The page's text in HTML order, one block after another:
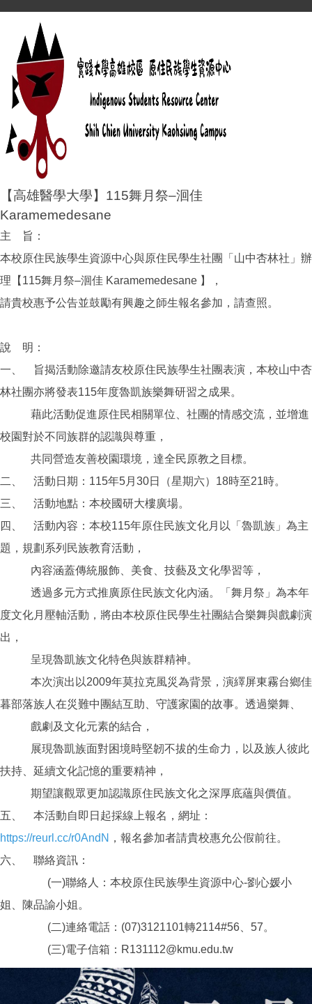
【高雄醫學大學】115舞月祭–洄佳
Karamemedesane
主 旨：
本校原住民族學生資源中心與原住民學生社團「山中杏林社」辦
理【115舞月祭–洄佳 Karamemedesane 】，
請貴校惠予公告並鼓勵有興趣之師生報名參加，請查照。
說 明：
一、 旨揭活動除邀請友校原住民族學生社團表演，本校山中杏
林社團亦將發表115年度魯凱族樂舞研習之成果。
藉此活動促進原住民相關單位、社團的情感交流，並增進
校園對於不同族群的認識與尊重，
共同營造友善校園環境，達全民原教之目標。
二、 活動日期：115年5月30日（星期六）18時至21時。
三、 活動地點：本校國研大樓廣場。
四、 活動內容：本校115年原住民族文化月以「魯凱族」為主
題，規劃系列民族教育活動，
內容涵蓋傳統服飾、美食、技藝及文化學習等，
透過多元方式推廣原住民族文化內涵。「舞月祭」為本年
度文化月壓軸活動，將由本校原住民學生社團結合樂舞與戲劇演
出，
呈現魯凱族文化特色與族群精神。
本次演出以2009年莫拉克風災為背景，演繹屏東霧台鄉佳
暮部落族人在災難中團結互助、守護家園的故事。透過樂舞、
戲劇及文化元素的結合，
展現魯凱族面對困境時堅韌不拔的生命力，以及族人彼此
扶持、延續文化記憶的重要精神，
期望讓觀眾更加認識原住民族文化之深厚底蘊與價值。
五、 本活動自即日起採線上報名，網址：
https://reurl.cc/r0AndN ，報名參加者請貴校惠允公假前往。
六、 聯絡資訊：
(一)聯絡人：本校原住民族學生資源中心-劉心媛小
姐、陳品諭小姐。
(二)連絡電話：(07)3121101轉2114#56、57。
(三)電子信箱：R131112@kmu.edu.tw